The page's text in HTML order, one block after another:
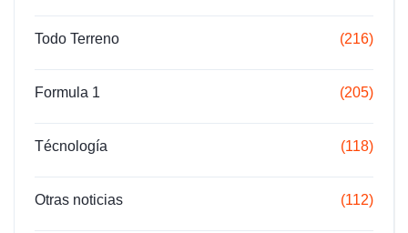
Todo Terreno (216)
Formula 1 (205)
Técnología (118)
Otras noticias (112)